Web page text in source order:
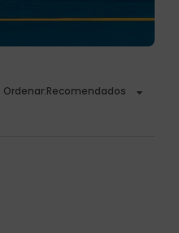
Recomendados